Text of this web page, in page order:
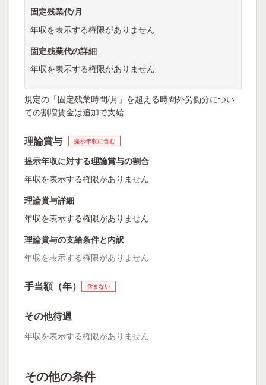
固定残業代/月
年収を表示する権限がありません
固定残業代の詳細
年収を表示する権限がありません
規定の「固定残業時間/月」を超える時間外労働分につい
ての割増賃金は追加で支給
理論賞与 提示年収に含む
提示年収に対する理論賞与の割合
年収を表示する権限がありません
理論賞与詳細
年収を表示する権限がありません
理論賞与の支給条件と内訳
年収を表示する権限がありません
手当額（年） 含まない
その他待遇
年収を表示する権限がありません
その他の条件